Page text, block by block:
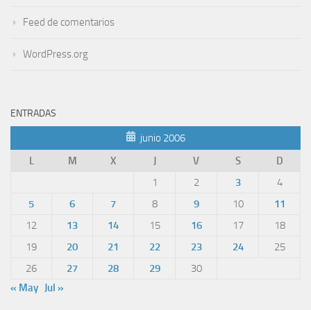
Feed de comentarios
WordPress.org
ENTRADAS
junio 2006
L
M X J V S
D
1
2 3
4
5
6 7 8 9 10
11
12
13 14 15 16 17
18
19
20 21 22 23 24
25
26
27 28 29
30
« May Jul »